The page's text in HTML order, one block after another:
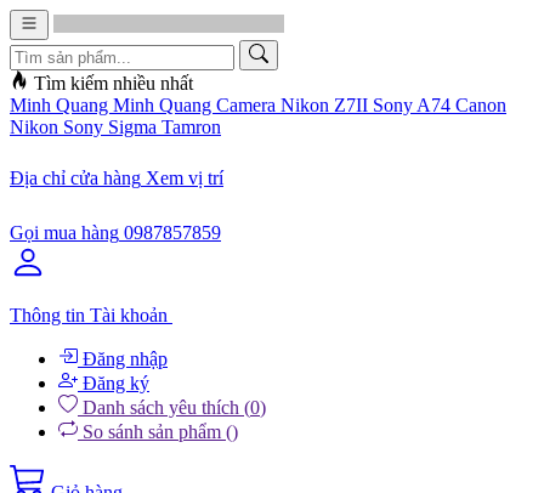
Tìm kiếm nhiều nhất
Minh Quang Minh Quang Camera Nikon Z7II Sony A74 Canon
Nikon Sony Sigma Tamron
Địa chỉ cửa hàng Xem vị trí
Gọi mua hàng 0987857859
Thông tin Tài khoản
Đăng nhập
Đăng ký
Danh sách yêu thích (0)
So sánh sản phẩm ()